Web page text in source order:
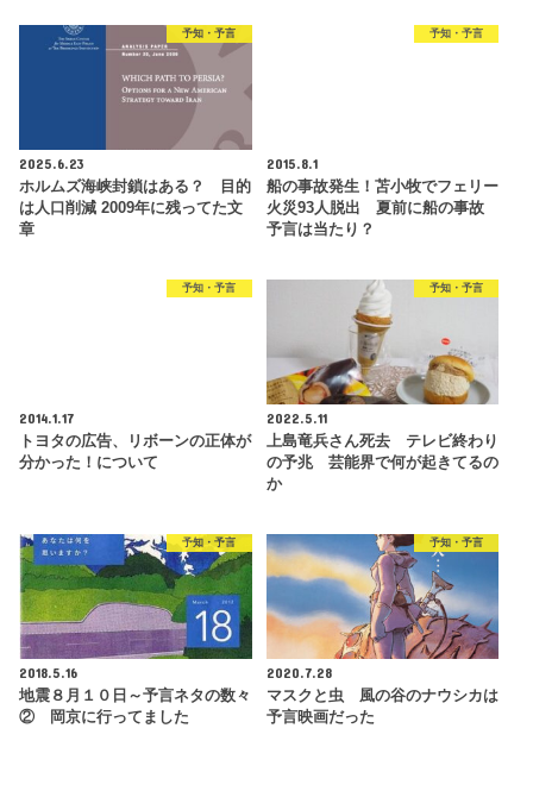
予知・予言
2025.6.23
ホルムズ海峡封鎖はある？ 目的
は人口削減 2009年に残ってた文
章
予知・予言
2015.8.1
船の事故発生！苫小牧でフェリー
火災93人脱出 夏前に船の事故
予言は当たり？
予知・予言
2014.1.17
トヨタの広告、リボーンの正体が
分かった！について
予知・予言
2022.5.11
上島竜兵さん死去 テレビ終わり
の予兆 芸能界で何が起きてるの
か
予知・予言
2018.5.16
地震８月１０日～予言ネタの数々
② 岡京に行ってました
予知・予言
2020.7.28
マスクと虫 風の谷のナウシカは
予言映画だった